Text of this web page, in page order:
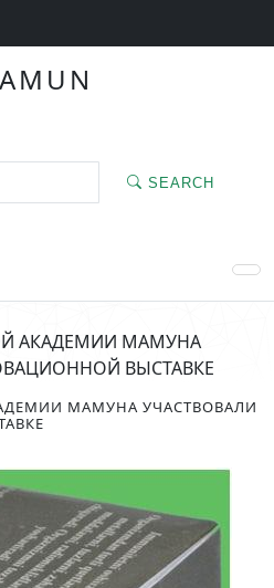
SEARCH
АКАДЕМИИ МАМУНА
ВЫСТАВКЕ
МАМУНА УЧАСТВОВАЛИ